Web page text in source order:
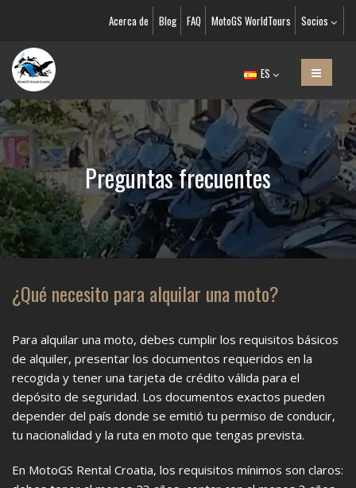
Acerca de Blog FAQ MotoGS WorldTours Socios
ES
Preguntas frecuentes
¿Qué necesito para alquilar una moto?
Para alquilar una moto, debes cumplir los requisitos básicos
de alquiler, presentar los documentos requeridos en la
recogida y tener una tarjeta de crédito válida para el
depósito de seguridad. Los documentos exactos pueden
depender del país donde se emitió tu permiso de conducir,
tu nacionalidad y la ruta en moto que tengas prevista.
En MotoGS Rental Croatia, los requisitos mínimos son claros: